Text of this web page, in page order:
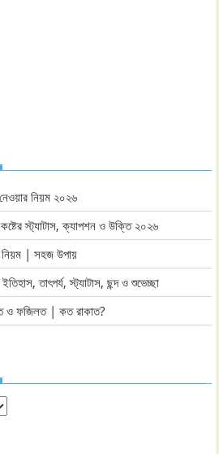
নিয়ম ২০২৬
স্ট্যাটাস, ক্যাপশন ও উক্তি ২০২৬
নিয়ম | সহজ উপায়
তাৎপর্য, স্ট্যাটাস, ছন্দ ও শুভেচ্ছা
ও ফজিলত | কত রাকাত?